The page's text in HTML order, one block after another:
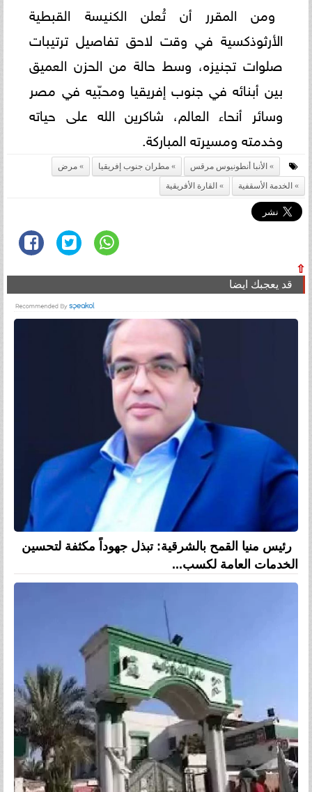
ومن المقرر أن تُعلن الكنيسة القبطية
الأرثوذكسية في وقت لاحق تفاصيل ترتيبات
صلوات تجنيزه، وسط حالة من الحزن العميق
بين أبنائه في جنوب إفريقيا ومحبّيه في مصر
وسائر أنحاء العالم، شاكرين الله على حياته
وخدمته ومسيرته المباركة.
الأنبا أنطونيوس مرقس مطران جنوب إفريقيا
مرض
الخدمة الأسقفية
القارة الأفريقية
⇧
قد يعجبك ايضا
رئيس منيا القمح بالشرقية: تبذل جهوداً مكثفة لتحسين
الخدمات العامة لكسب...